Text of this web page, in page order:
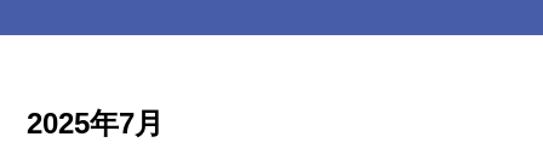
2025年7月